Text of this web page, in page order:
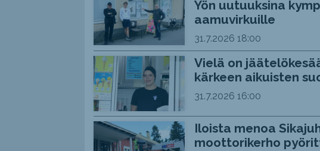
Yön uutuuksina
aamuvirkuille
31.7.2026 18:00
Vielä on
kärkeen aikuisten
31.7.2026 16:00
Iloista menoa
moottorikerho